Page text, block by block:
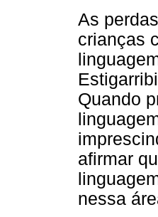
As
crianças
Quando
afirmar
nessa